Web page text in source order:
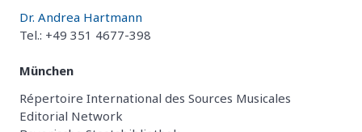
Dr. Andrea Hartmann
Tel.: +49 351 4677-398
München
Répertoire International des Sources Musicales
Editorial Network